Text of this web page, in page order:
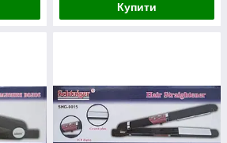
Купити